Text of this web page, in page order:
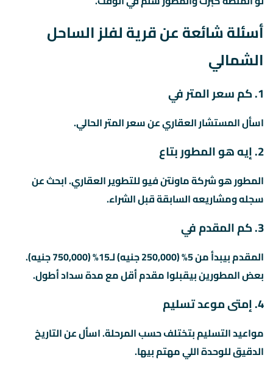
أسئلة شائعة عن قرية لفلز الساحل
الشمالي
1. كم سعر المتر في
اسأل المستشار العقاري عن سعر المتر الحالي.
2. إيه هو المطور بتاع
المطور هو شركة ماونتن فيو للتطوير العقاري. ابحث عن
سجله ومشاريعه السابقة قبل الشراء.
3. كم المقدم في
المقدم بيبدأ من 5% (250,000 جنيه) لـ15% (750,000 جنيه).
بعض المطورين بيقبلوا مقدم أقل مع مدة سداد أطول.
4. إمتى موعد تسليم
مواعيد التسليم بتختلف حسب المرحلة. اسأل عن التاريخ
الدقيق للوحدة اللي مهتم بيها.